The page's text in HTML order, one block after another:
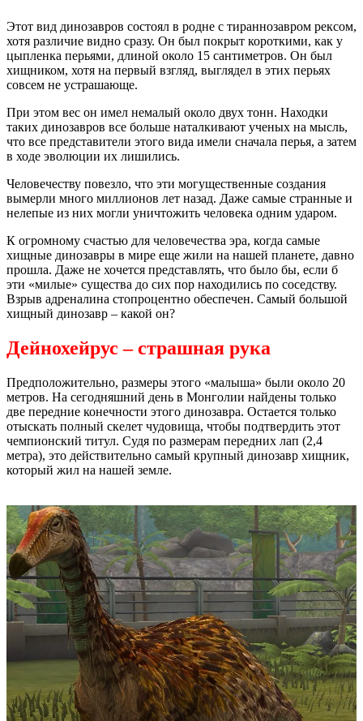
Этот вид динозавров состоял в родне с тираннозавром рексом,
хотя различие видно сразу. Он был покрыт короткими, как у
цыпленка перьями, длиной около 15 сантиметров. Он был
хищником, хотя на первый взгляд, выглядел в этих перьях
совсем не устрашающе.
При этом вес он имел немалый около двух тонн. Находки
таких динозавров все больше наталкивают ученых на мысль,
что все представители этого вида имели сначала перья, а затем
в ходе эволюции их лишились.
Человечеству повезло, что эти могущественные создания
вымерли много миллионов лет назад. Даже самые странные и
нелепые из них могли уничтожить человека одним ударом.
К огромному счастью для человечества эра, когда самые
хищные динозавры в мире еще жили на нашей планете, давно
прошла. Даже не хочется представлять, что было бы, если б
эти «милые» существа до сих пор находились по соседству.
Взрыв адреналина стопроцентно обеспечен. Самый большой
хищный динозавр – какой он?
Дейнохейрус – страшная рука
Предположительно, размеры этого «малыша» были около 20
метров. На сегодняшний день в Монголии найдены только
две передние конечности этого динозавра. Остается только
отыскать полный скелет чудовища, чтобы подтвердить этот
чемпионский титул. Судя по размерам передних лап (2,4
метра), это действительно самый крупный динозавр хищник,
который жил на нашей земле.